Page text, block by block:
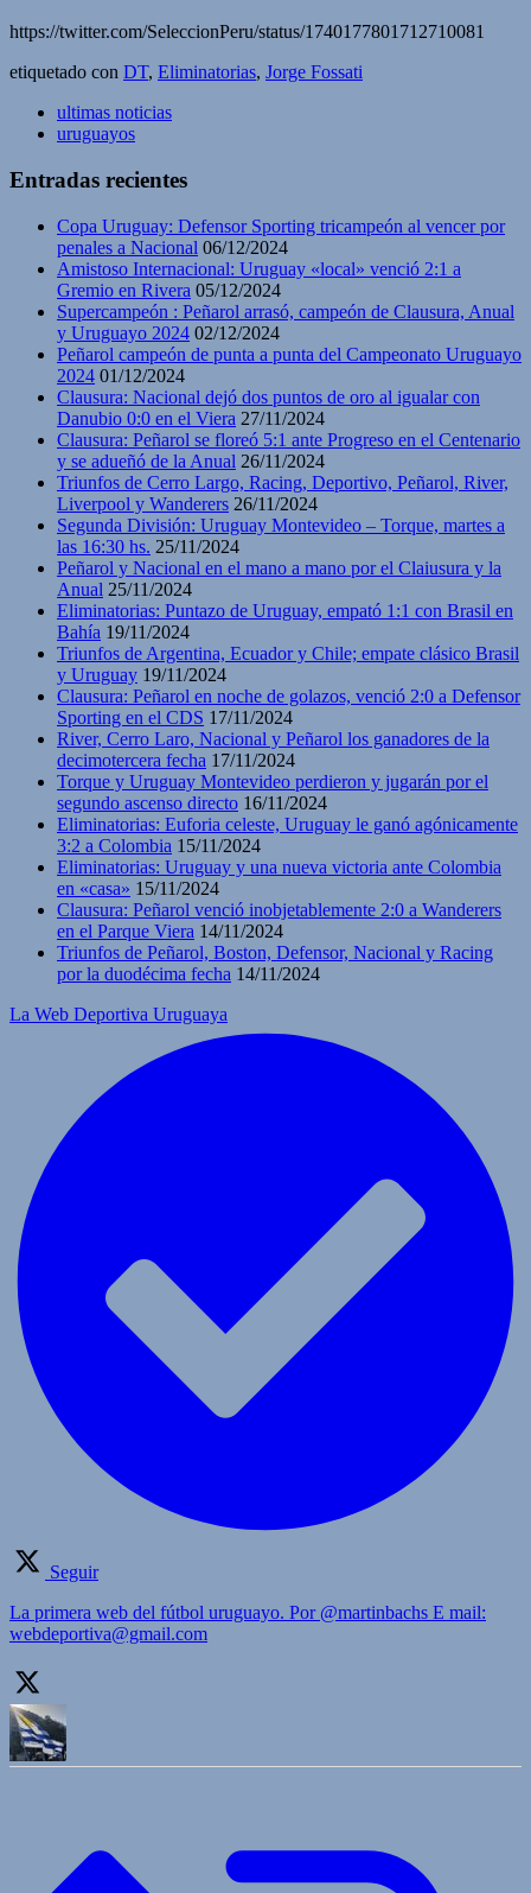
https://twitter.com/SeleccionPeru/status/1740177801712710081
etiquetado con DT, Eliminatorias, Jorge Fossati
ultimas noticias
uruguayos
Entradas recientes
Copa Uruguay: Defensor Sporting tricampeón al vencer por
penales a Nacional 06/12/2024
Amistoso Internacional: Uruguay «local» venció 2:1 a
Gremio en Rivera 05/12/2024
Supercampeón : Peñarol arrasó, campeón de Clausura, Anual
y Uruguayo 2024 02/12/2024
Peñarol campeón de punta a punta del Campeonato Uruguayo
2024 01/12/2024
Clausura: Nacional dejó dos puntos de oro al igualar con
Danubio 0:0 en el Viera 27/11/2024
Clausura: Peñarol se floreó 5:1 ante Progreso en el Centenario
y se adueñó de la Anual 26/11/2024
Triunfos de Cerro Largo, Racing, Deportivo, Peñarol, River,
Liverpool y Wanderers 26/11/2024
Segunda División: Uruguay Montevideo – Torque, martes a
las 16:30 hs. 25/11/2024
Peñarol y Nacional en el mano a mano por el Claiusura y la
Anual 25/11/2024
Eliminatorias: Puntazo de Uruguay, empató 1:1 con Brasil en
Bahía 19/11/2024
Triunfos de Argentina, Ecuador y Chile; empate clásico Brasil
y Uruguay 19/11/2024
Clausura: Peñarol en noche de golazos, venció 2:0 a Defensor
Sporting en el CDS 17/11/2024
River, Cerro Laro, Nacional y Peñarol los ganadores de la
decimotercera fecha 17/11/2024
Torque y Uruguay Montevideo perdieron y jugarán por el
segundo ascenso directo 16/11/2024
Eliminatorias: Euforia celeste, Uruguay le ganó agónicamente
3:2 a Colombia 15/11/2024
Eliminatorias: Uruguay y una nueva victoria ante Colombia
en «casa» 15/11/2024
Clausura: Peñarol venció inobjetablemente 2:0 a Wanderers
en el Parque Viera 14/11/2024
Triunfos de Peñarol, Boston, Defensor, Nacional y Racing
por la duodécima fecha 14/11/2024
La Web Deportiva Uruguaya
Seguir
La primera web del fútbol uruguayo. Por @martinbachs E mail:
webdeportiva@gmail.com